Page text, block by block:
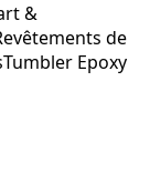
&
de
Tumbler Epoxy